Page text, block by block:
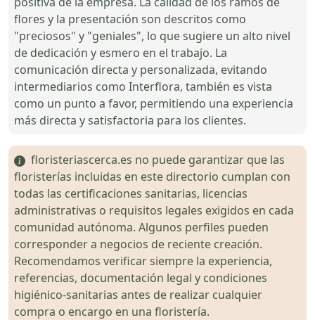
flores y la presentación son descritos como
"preciosos" y "geniales", lo que sugiere un alto nivel
de dedicación y esmero en el trabajo. La
comunicación directa y personalizada, evitando
intermediarios como Interflora, también es vista
como un punto a favor, permitiendo una experiencia
más directa y satisfactoria para los clientes.
floristeriascerca.es no puede garantizar que las
floristerías incluidas en este directorio cumplan con
todas las certificaciones sanitarias, licencias
administrativas o requisitos legales exigidos en cada
comunidad autónoma. Algunos perfiles pueden
corresponder a negocios de reciente creación.
Recomendamos verificar siempre la experiencia,
referencias, documentación legal y condiciones
higiénico-sanitarias antes de realizar cualquier
compra o encargo en una floristería.